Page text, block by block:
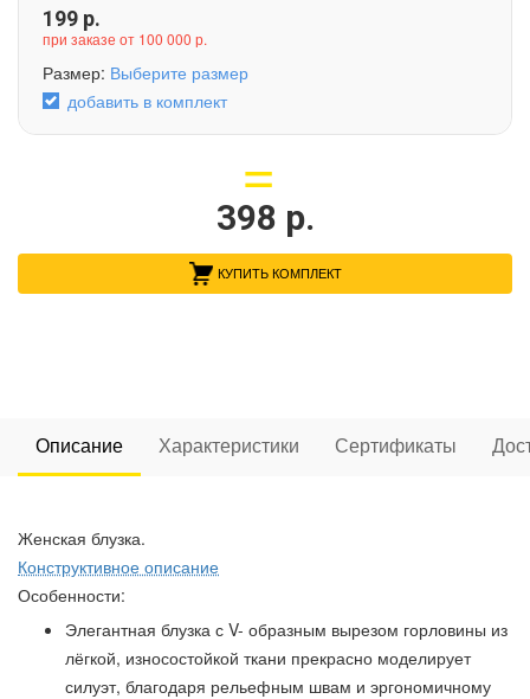
199 р.
при заказе от 100 000 р.
Размер: Выберите размер
добавить в комплект
398 р.
КУПИТЬ КОМПЛЕКТ
Описание Характеристики Сертификаты
Женская блузка.
Конструктивное описание
Особенности:
Элегантная блузка с V- образным вырезом горловины из
лёгкой, износостойкой ткани прекрасно моделирует
силуэт, благодаря рельефным швам и эргономичному